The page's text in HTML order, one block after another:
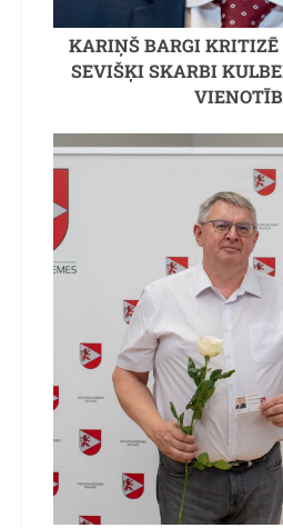
KARIŅŠ BARGI KRITIZĒ
SEVIŠĶI SKARBI